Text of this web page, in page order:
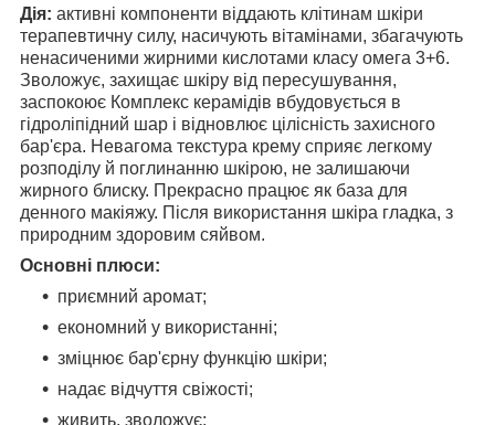
Дія: активні компоненти віддають клітинам шкіри
терапевтичну силу, насичують вітамінами, збагачують
ненасиченими жирними кислотами класу омега 3+6.
Зволожує, захищає шкіру від пересушування,
заспокоює Комплекс керамідів вбудовується в
гідроліпідний шар і відновлює цілісність захисного
бар'єра. Невагома текстура крему сприяє легкому
розподілу й поглинанню шкірою, не залишаючи
жирного блиску. Прекрасно працює як база для
денного макіяжу. Після використання шкіра гладка, з
природним здоровим сяйвом.
Основні плюси:
приємний аромат;
економний у використанні;
зміцнює бар'єрну функцію шкіри;
надає відчуття свіжості;
живить, зволожує;